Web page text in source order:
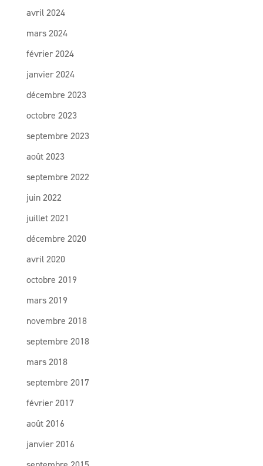
avril 2024
mars 2024
février 2024
janvier 2024
décembre 2023
octobre 2023
septembre 2023
août 2023
septembre 2022
juin 2022
juillet 2021
décembre 2020
avril 2020
octobre 2019
mars 2019
novembre 2018
septembre 2018
mars 2018
septembre 2017
février 2017
août 2016
janvier 2016